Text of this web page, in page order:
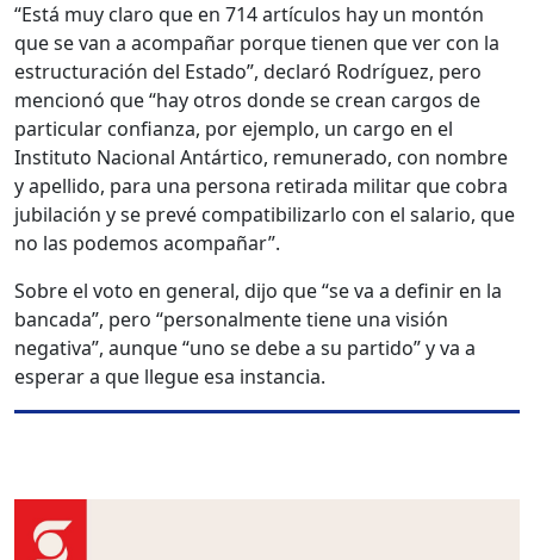
“Está muy claro que en 714 artículos hay un montón
que se van a acompañar porque tienen que ver con la
estructuración del Estado”, declaró Rodríguez, pero
mencionó que “hay otros donde se crean cargos de
particular confianza, por ejemplo, un cargo en el
Instituto Nacional Antártico, remunerado, con nombre
y apellido, para una persona retirada militar que cobra
jubilación y se prevé compatibilizarlo con el salario, que
no las podemos acompañar”.
Sobre el voto en general, dijo que “se va a definir en la
bancada”, pero “personalmente tiene una visión
negativa”, aunque “uno se debe a su partido” y va a
esperar a que llegue esa instancia.